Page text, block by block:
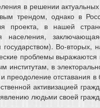
в решении
трендом, однако в
проекта, в нашей
населения,
Во-
проблемы
институтам, в
преодоление отставания
активизацией
людьми своей